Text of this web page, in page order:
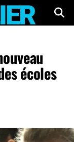
écoles